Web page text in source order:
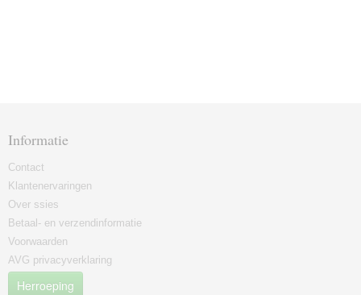
Informatie
Contact
Klantenervaringen
Over ssies
Betaal- en verzendinformatie
Voorwaarden
AVG privacyverklaring
Herroeping